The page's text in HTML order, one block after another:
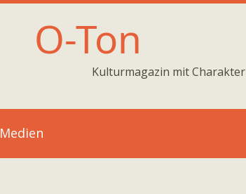
O-Ton
Kulturmagazin mit Charakter
Medien